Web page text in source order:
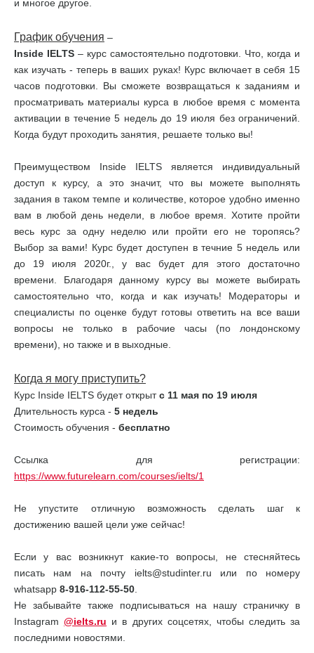
и многое другое.
График обучения –
Inside IELTS – курс самостоятельно подготовки. Что, когда и
как изучать - теперь в ваших руках! Курс включает в себя 15
часов подготовки. Вы сможете возвращаться к заданиям и
просматривать материалы курса в любое время с момента
активации в течение 5 недель до 19 июля без ограничений.
Когда будут проходить занятия, решаете только вы!
Преимуществом Inside IELTS является индивидуальный
доступ к курсу, а это значит, что вы можете выполнять
задания в таком темпе и количестве, которое удобно именно
вам в любой день недели, в любое время. Хотите пройти
весь курс за одну неделю или пройти его не торопясь?
Выбор за вами! Курс будет доступен в течние 5 недель или
до 19 июля 2020г., у вас будет для этого достаточно
времени. Благодаря данному курсу вы можете выбирать
самостоятельно что, когда и как изучать! Модераторы и
специалисты по оценке будут готовы ответить на все ваши
вопросы не только в рабочие часы (по лондонскому
времени), но также и в выходные.
Когда я могу приступить?
Курс Inside IELTS будет открытс 11 мая по 19 июля
Длительность курса - 5 недель
Стоимость обучения - бесплатно
Ссылка для регистрации:
https://www.futurelearn.com/courses/ielts/1
Не упустите отличную возможность сделать шаг к
достижению вашей цели уже сейчас!
Если у вас возникнут какие-то вопросы, не стесняйтесь
писать нам на почту ielts@studinter.ru или по номеру
whatsapp 8-916-112-55-50
Не забывайте также подписываться на нашу страничку в
Instagram@ielts.ru и в других соцсетях, чтобы следить за
последними новостями.